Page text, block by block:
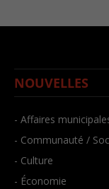
NOUVELLES
- Affaires
- Communauté /
- Culture
- Économie